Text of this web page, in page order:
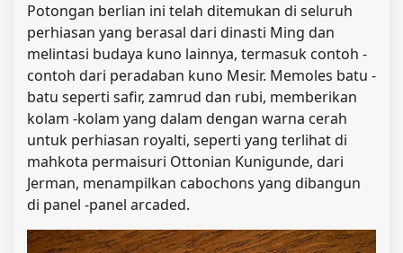
Potongan berlian ini telah ditemukan di seluruh
perhiasan yang berasal dari dinasti Ming dan
melintasi budaya kuno lainnya, termasuk contoh -
contoh dari peradaban kuno Mesir. Memoles batu -
batu seperti safir, zamrud dan rubi, memberikan
kolam -kolam yang dalam dengan warna cerah
untuk perhiasan royalti, seperti yang terlihat di
mahkota permaisuri Ottonian Kunigunde, dari
Jerman, menampilkan cabochons yang dibangun
di panel -panel arcaded.